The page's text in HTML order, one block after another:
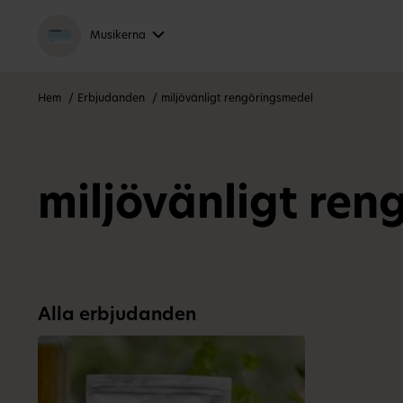
Musikerna
Hem Erbjudanden miljövänligt rengöringsmedel
miljövänligt
Alla erbjudanden